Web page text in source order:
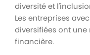
diversité et
Les entreprises
diversifiées ont
financière.